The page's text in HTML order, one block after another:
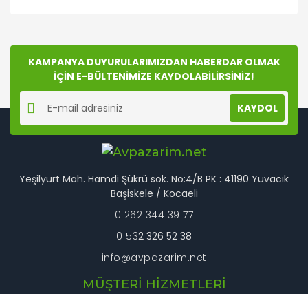
Yorum Yaz
formunu kullanarak tarafımıza iletebilirsiniz.
Görüş ve önerileriniz için teşekkür ederiz.
Ürün resmi kalitesiz, bozuk veya görüntülenemiyor.
Ürün açıklamasında eksik bilgiler bulunuyor.
Ürün bilgilerinde hatalar bulunuyor.
Ürün fiyatı diğer sitelerden daha pahalı.
Bu ürüne benzer farklı alternatifler olmalı.
Gönder
KAMPANYA DUYURULARIMIZDAN HABERDAR OLMAK
İÇİN E-BÜLTENİMİZE KAYDOLABİLİRSİNİZ!
KAYDOL
Yeşilyurt Mah. Hamdi Şükrü sok. No:4/B PK : 41190 Yuvacık
Başiskele / Kocaeli
0 262 344 39 77
0 532 326 52 38
info@avpazarim.net
MÜŞTERİ HİZMETLERİ